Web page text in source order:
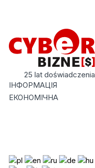
25 lat doświadczenia
ІНФОРМАЦІЯ
ЕКОНОМІЧНА